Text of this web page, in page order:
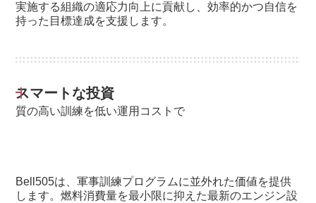
実施する組織の適応力向上に貢献し、効率的かつ自信を
持った目標達成を支援します。
スマートな投資
質の高い訓練を低い運用コストで
Bell505は、軍事訓練プログラムに並外れた価値を提供
します。燃料消費量を最小限に抑えた最新のエンジン設